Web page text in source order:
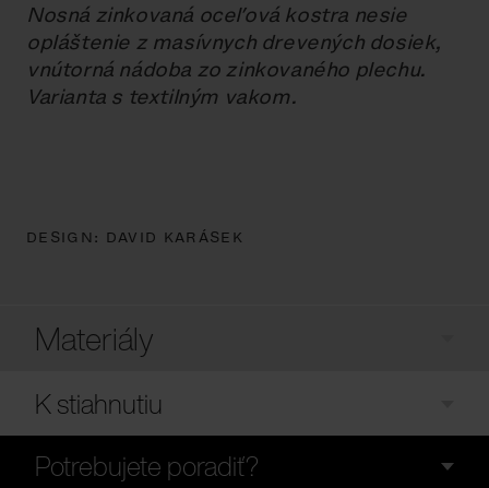
Nosná zinkovaná oceľová kostra nesie
opláštenie z masívnych drevených dosiek,
vnútorná nádoba zo zinkovaného plechu.
Varianta s textilným vakom.
DESIGN: DAVID KARÁSEK
Materiály
K stiahnutiu
Potrebujete poradiť?